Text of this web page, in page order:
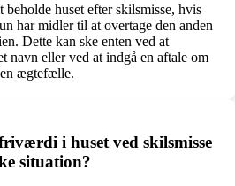
huset efter skilsmisse, hvis
har midler til at overtage den anden
Dette kan ske enten ved at
navn eller ved at indgå en aftale om
ægtefælle.
i huset ved skilsmisse
situation?